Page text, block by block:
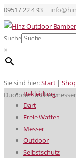
0951 / 22 4 93
Suche
×
Sie sind hier:Start |
DuotoneBekleidung
Dart
Freie Waffen
Messer
Outdoor
Selbstschutz